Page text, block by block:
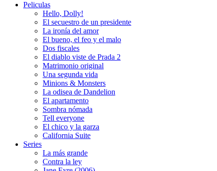
Peliculas
Hello, Dolly!
El secuestro de un presidente
La ironía del amor
El bueno, el feo y el malo
Dos fiscales
El diablo viste de Prada 2
Matrimonio original
Una segunda vida
Minions & Monsters
La odisea de Dandelion
El apartamento
Sombra nómada
Tell everyone
El chico y la garza
California Suite
Series
La más grande
Contra la ley